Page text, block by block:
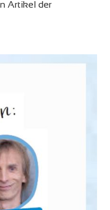
Artikel der